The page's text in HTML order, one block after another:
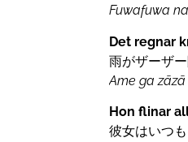
Fuwafuwa
Det regnar
雨がザーザ
Ame ga
Hon flinar
彼女はいつ